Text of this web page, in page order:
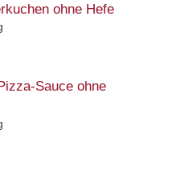
ohne Hefe
Sauce ohne